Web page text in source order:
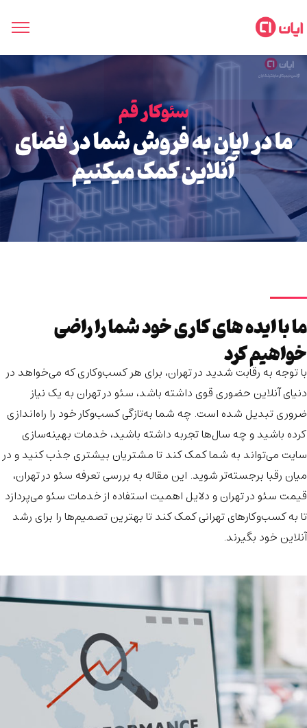
سئوکار قم
ما در ایان به فروش شما در فضای
آنلاین کمک میکنیم
ما با ایده های کاری خود شما را راضی
خواهیم کرد
با توجه به رقابت شدید در تهران، برای هر کسب‌وکاری که می‌خواهد در
دنیای آنلاین حضوری قوی داشته باشد، سئو در تهران به یک نیاز
ضروری تبدیل شده است. چه شما به‌تازگی کسب‌وکار خود را راه‌اندازی
کرده باشید و چه سال‌ها تجربه داشته باشید، خدمات بهینه‌سازی
سایت می‌تواند به شما کمک کند تا مشتریان بیشتری جذب کنید و در
میان رقبا برجسته‌تر شوید. این مقاله به بررسیتعرفه سئو در تهران،
قیمت سئو در تهرانو دلایل اهمیت استفاده از خدمات سئو می‌پردازد
تا به کسب‌وکارهای تهرانی کمک کند تا بهترین تصمیم‌ها را برای رشد
آنلاین خود بگیرند.